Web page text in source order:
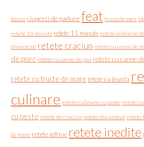
bacon ciuperci de padure feat fructe de mare
retete 10 minute retete 15 minute retete ardelenesti
chinezesti retete craciun retete cu carne de
de porc retete cu carne de pui retete cu carne
retete cu fructe de mare retete cu leurda
culinare retete culinare cu paste retete
cu peste retete de craciun retete din ardeal retete
de mare retete ieftine retete inedite